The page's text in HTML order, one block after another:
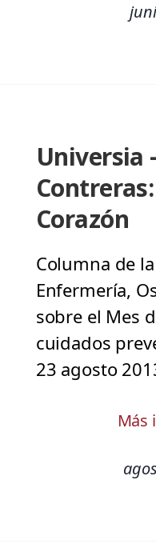
Universia
Corazón
Columna de
Enfermería,
sobre el Mes
cuidados
23 agosto
Más